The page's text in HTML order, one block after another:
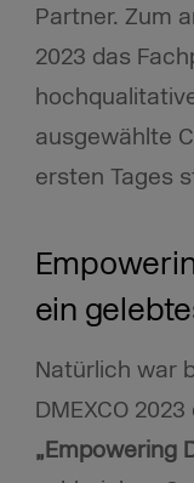
Partner. Zum
2023 das
ausgewählte
ersten Tages
ein
Natürlich war
DMEXCO
„Empowering